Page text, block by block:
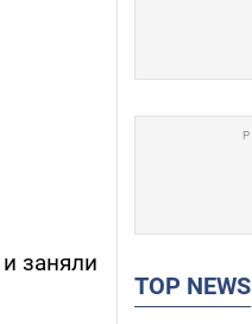
заняли
TOP NEWS